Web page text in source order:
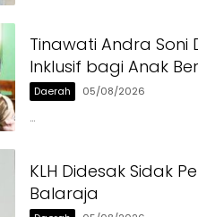
Tinawati Andra Soni
Inklusif bagi Anak
Daerah 05/08/2026
…
KLH Didesak Sidak
Balaraja